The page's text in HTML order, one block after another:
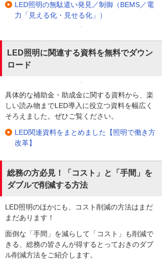
LED照明の無駄遣い発見／制御（BEMS／電
力「見える化・見せる化」）
LED照明に関連する資料を無料でダウン
ロード
具体的な補助金・助成金に関する資料から、楽
しい読み物までLED導入に役立つ資料を幅広く
そろえました。ぜひご覧ください。
LED関連資料をまとめました【照明で働き方
改革】
総務の方必見！「コスト」と「手間」を
ダブルで削減する方法
LED照明のほかにも、コスト削減の方法はまだ
まだあります！
面倒な「手間」を減らして「コスト」も削減で
きる、総務の皆さんが得するとっておきのダブ
ル削減方法をご紹介します。